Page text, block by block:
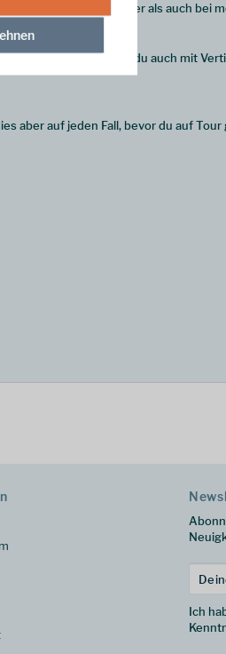
auf dem Gletscher als auch bei
querst. Somit bist du auch mit
aber auf jeden Fall, bevor du auf Tour
Ich